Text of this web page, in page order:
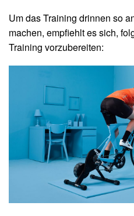
Um das Training drinnen so
machen, empfiehlt es sich,
Training vorzubereiten: